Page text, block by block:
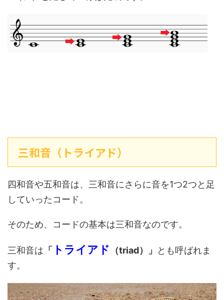
三和音（トライアド）
四和音や五和音は、三和音にさらに音を1つ2つと足
していったコード。
そのため、コードの基本は三和音なのです。
三和音は 「 トライアド （triad）」
とも呼ばれま
す。